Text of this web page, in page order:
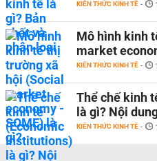
KIẾN THỨC KINH TẾ -
Mô hình kinh
market
KIẾN THỨC KINH TẾ -
Thể chế kinh
là gì? Nội
KIẾN THỨC KINH TẾ -